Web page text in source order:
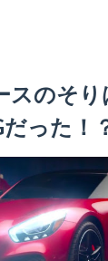
スのそり
った！